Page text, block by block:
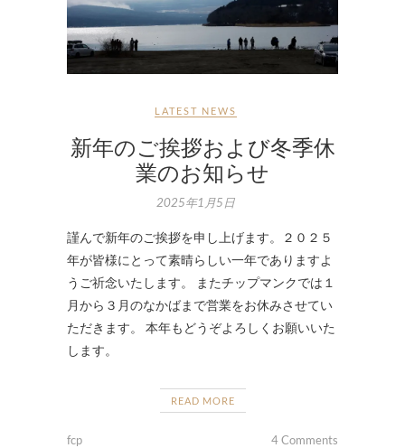
LATEST NEWS
新年のご挨拶および冬季休
業のお知らせ
2025年1月5日
謹んで新年のご挨拶を申し上げます。２０２５
年が皆様にとって素晴らしい一年でありますよ
うご祈念いたします。 またチップマンクでは１
月から３月のなかばまで営業をお休みさせてい
ただきます。 本年もどうぞよろしくお願いいた
します。
READ MORE
fcp 4 Comments